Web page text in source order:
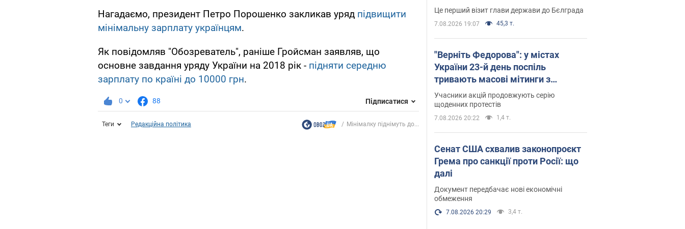
Нагадаємо, президент Петро Порошенко закликав уряд підвищити
мінімальну зарплату українцям.
Як повідомляв "Обозреватель", раніше Гройсман заявляв, що
основне завдання уряду України на 2018 рік - підняти середню
зарплату по країні до 10000 грн.
0 88 Підписатися
Теги Редакційна політика Мінімалку піднімуть до...
Це перший візит глави держави до Бєлграда
7.08.2026 19:07 45,3 т.
"Верніть Федорова": у містах
України 23-й день поспіль
тривають масові мітинги з
картонками. Фото і відео
Учасники акцій продовжують серію
щоденних протестів
7.08.2026 20:22 1,4 т.
Сенат США схвалив законопроєкт
Грема про санкції проти Росії: що
далі
Документ передбачає нові економічні
обмеження
7.08.2026 20:29 3,4 т.